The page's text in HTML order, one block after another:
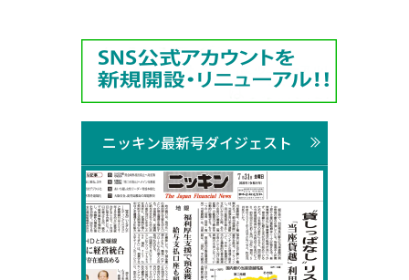
ニッキン最新号ダイジェスト